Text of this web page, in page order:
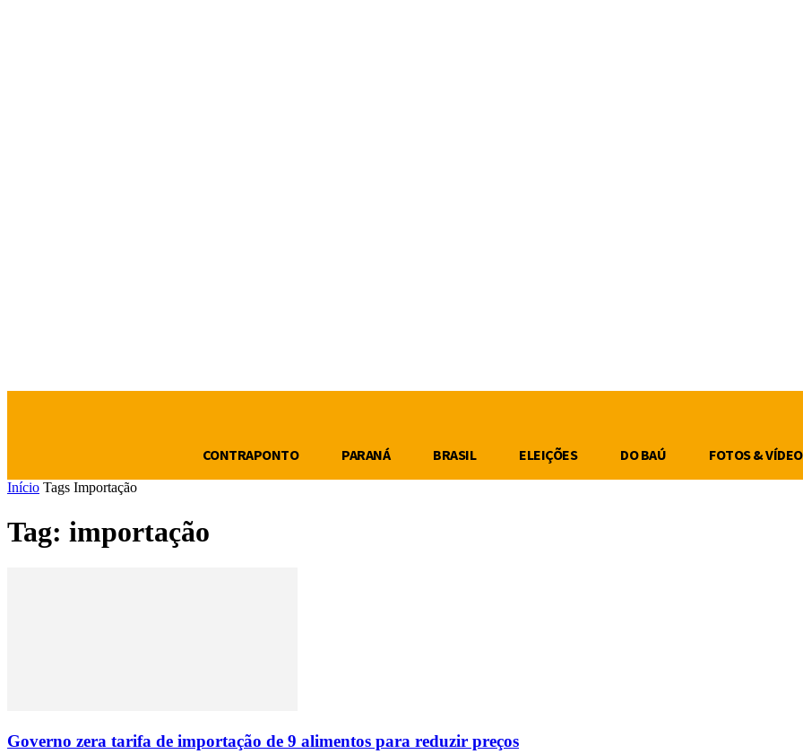
CONTRAPONTO PARANÁ BRASIL ELEIÇÕES DO BAÚ FOTOS &
Início Tags Importação
Tag: importação
Governo zera tarifa de importação de 9 alimentos para reduzir preços